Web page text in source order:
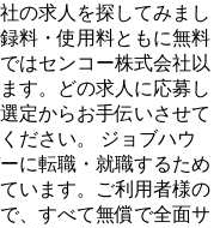
の求人を探してみまし
料・使用料ともに無料
はセンコー株式会社以
す。どの求人に応募し
定からお手伝いさせて
ださい。 ジョブハウ
に転職・就職するため
います。ご利用者様の
、すべて無償で全面サ